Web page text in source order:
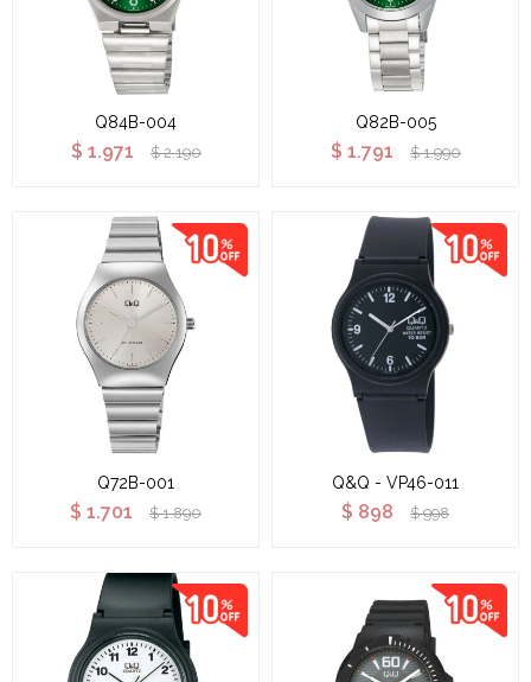
Q84B-004
$ 1.971 $ 2.190
Q82B-005
$ 1.791 $ 1.990
Q72B-001
$ 1.701 $ 1.890
Q&Q - VP46-011
$ 898 $ 998